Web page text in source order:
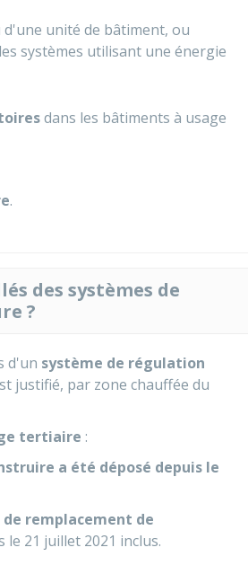
unité de bâtiment, ou
systèmes utilisant une énergie
dans les bâtiments à usage
.
des systèmes de
?
d'un système de régulation
justifié, par zone chauffée du
tertiaire :
a été déposé depuis le
remplacement de
le 21 juillet 2021 inclus.